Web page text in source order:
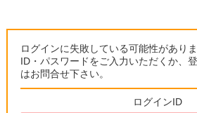
ログインに失敗している可能性があり
ID・パスワードをご入力いただくか、
はお問合せ下さい。
ログインID